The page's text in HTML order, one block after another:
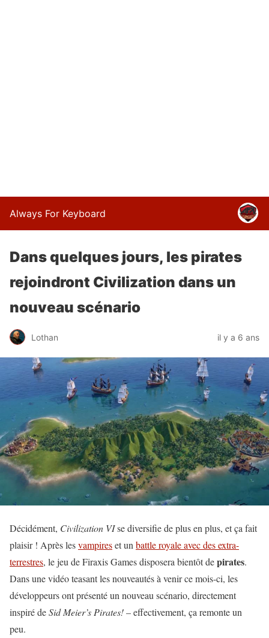
Always For Keyboard
Dans quelques jours, les pirates
rejoindront Civilization dans un
nouveau scénario
Lothan il y a 6 ans
Décidément, Civilization VIse diversifie de plus en plus, et ça fait
plaisir ! Après lesvampireset un battle royale avec des extra-
terrestres, le jeu de Firaxis Games disposera bientôt depirates.
Dans une vidéo teasant les nouveautés à venir ce mois-ci, les
développeurs ont présenté un nouveau scénario, directement
inspiré deSid Meier’s Pirates!– effectivement, ça remonte un
peu.